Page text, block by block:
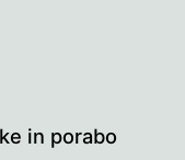
in porabo